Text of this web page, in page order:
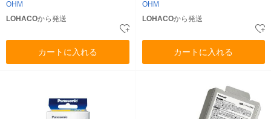
OHM
LOHACOから発送
カートに入れる
OHM
LOHACOから発送
カートに入れる